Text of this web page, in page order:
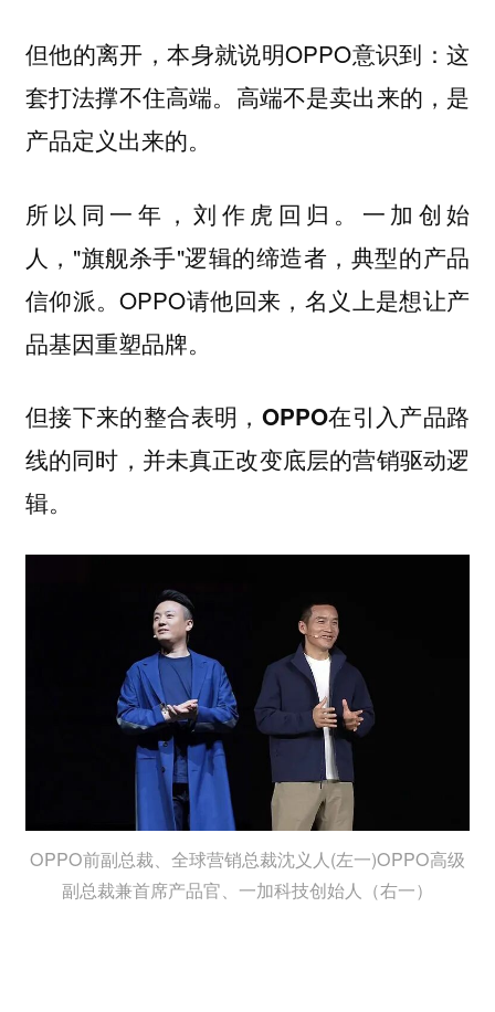
但他的离开，本身就说明OPPO意识到：这
套打法撑不住高端。 高端不是卖出来的，是
产品定义出来的。
所以同一年，刘作虎回归。一加创始
人，"旗舰杀手"逻辑的缔造者，典型的产品
信仰派。OPPO请他回来，名义上是想让产
品基因重塑品牌。
但接下来的整合表明， OPPO在引入产品路
线的同时，并未真正改变底层的营销驱动逻
辑。
OPPO前副总裁、全球营销总裁沈义人(左一)OPPO高级
副总裁兼首席产品官、一加科技创始人（右一）